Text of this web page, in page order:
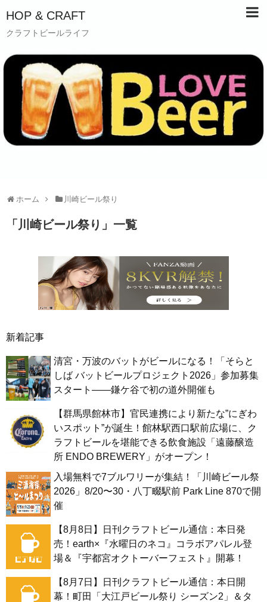
HOP & CRAFT
クラフトビールライフ
ホーム 川崎ビール祭り
「 川崎ビール祭り 」 一覧
新着記事
清宮・万波のバットがビールになる！「そらと
しば バットビールプロジェクト2026」参加募集
スタート——鎌ケ谷で初の道外開催も
【群馬県館林市】官民連携により新たな”にぎわ
いスポット”が誕生！館林駅西口駅前広場に、ク
ラフトビールを堪能できる飲食施設「遠藤醸造
所 ENDO BREWERY」がオープン！
入場無料で7ブルワリーが集結！「川崎ビール祭
2026」8/20〜30・八丁畷駅前 Park Line 870で開
催
【8月8日】日刊クラフトビール通信：本日発
売！earth×『水曜日のネコ』コラボアパレル登
場＆『宇都宮オクトーバーフェスト』開幕！
【8月7日】日刊クラフトビール通信：本日開
幕！町田「大江戸ビール祭り シーズン2」＆タ